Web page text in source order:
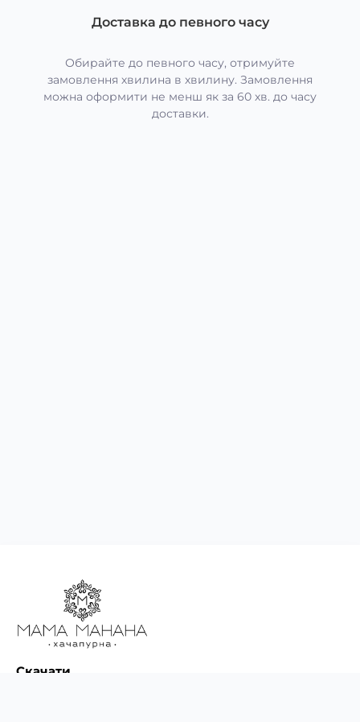
Доставка до певного часу
Обирайте до певного часу, отримуйте
замовлення хвилина в хвилину. Замовлення
можна оформити не менш як за 60 хв. до часу
доставки.
Скачати